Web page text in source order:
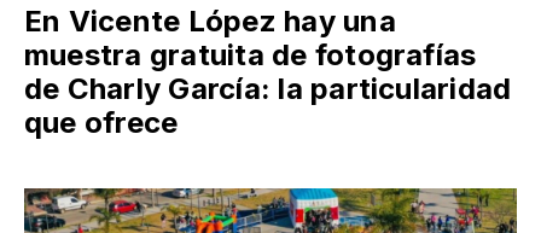
En Vicente López hay una
muestra gratuita de fotografías
de Charly García: la particularidad
que ofrece